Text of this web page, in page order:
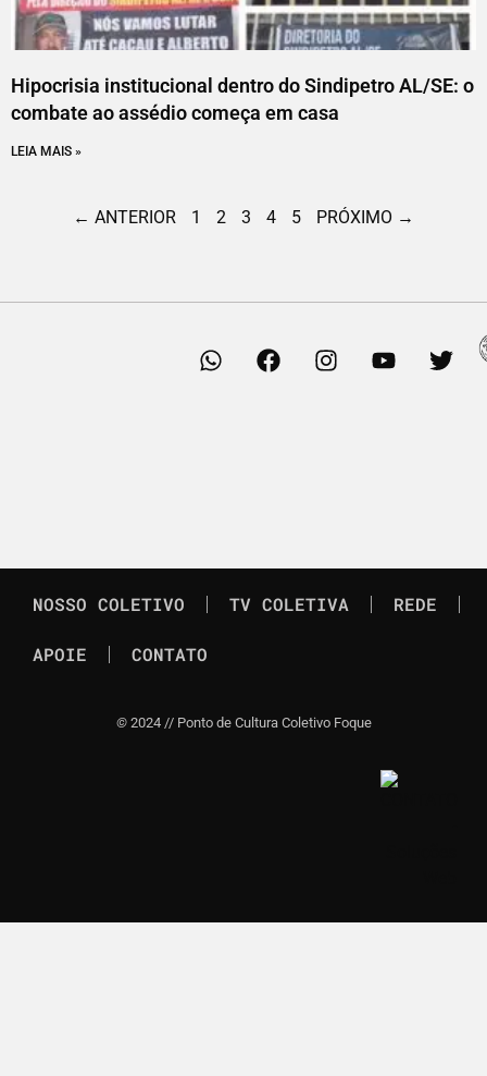
Hipocrisia institucional dentro do Sindipetro AL/SE: o
combate ao assédio começa em casa
LEIA MAIS »
← ANTERIOR 1 2 3 4 5 PRÓXIMO →
NOSSO COLETIVO TV COLETIVA REDE
APOIE CONTATO
© 2024 // Ponto de Cultura Coletivo Foque